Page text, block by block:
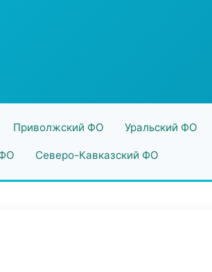
Приволжский ФО Уральский ФО
Северо-Кавказский ФО